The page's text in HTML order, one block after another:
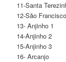
11-Santa
12-São Francisco
13- Anjinho 1
14-Anjinho 2
15-Anjinho 3
16- Arcanjo